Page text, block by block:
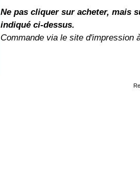
Ne pas cliquer sur acheter, mais
indiqué ci-dessus.
Commande via le site d'impression